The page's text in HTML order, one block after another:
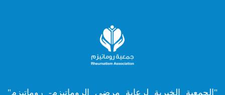
"الجمعية الخيرية لرعاية مرضى الروماتيزم- روماتيزم"